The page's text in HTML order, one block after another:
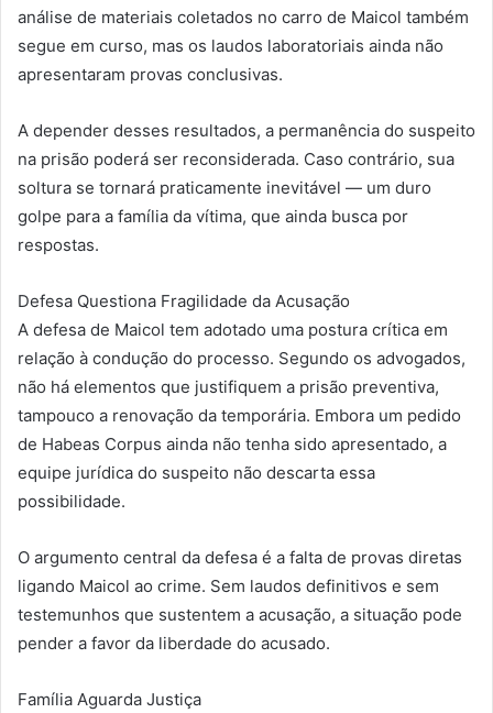
análise de materiais coletados no carro de Maicol também
segue em curso, mas os laudos laboratoriais ainda não
apresentaram provas conclusivas.
A depender desses resultados, a permanência do suspeito
na prisão poderá ser reconsiderada. Caso contrário, sua
soltura se tornará praticamente inevitável — um duro
golpe para a família da vítima, que ainda busca por
respostas.
Defesa Questiona Fragilidade da Acusação
A defesa de Maicol tem adotado uma postura crítica em
relação à condução do processo. Segundo os advogados,
não há elementos que justifiquem a prisão preventiva,
tampouco a renovação da temporária. Embora um pedido
de Habeas Corpus ainda não tenha sido apresentado, a
equipe jurídica do suspeito não descarta essa
possibilidade.
O argumento central da defesa é a falta de provas diretas
ligando Maicol ao crime. Sem laudos definitivos e sem
testemunhos que sustentem a acusação, a situação pode
pender a favor da liberdade do acusado.
Família Aguarda Justiça